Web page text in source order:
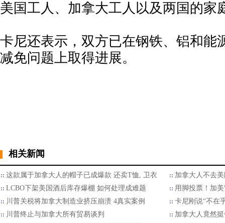
美国工人、加拿大工人以及两国的家
卡尼还表示，双方已在钢铁、铝和能
减免问题上取得进展。
相关新闻
这款属于加拿大人的帽子已成爆款 还卖T恤, 卫衣
加拿大人不去
LCBO下架美国酒后库存爆棚 如何处理成难题
用脚投票！加
川普关税将加拿大制造业挤压崩溃 4真实案例
卡尼刚说“不在
川普终止与加拿大所有贸易谈判
加拿大人竟然